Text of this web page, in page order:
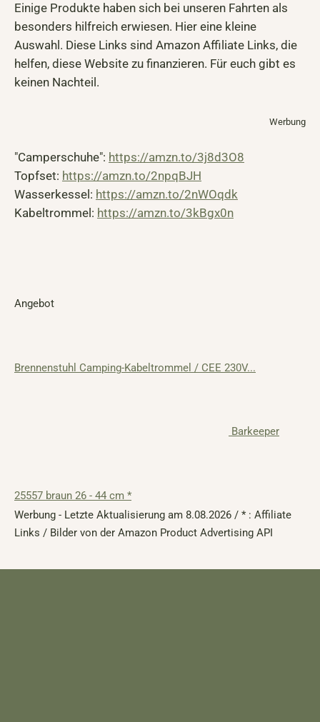
Einige Produkte haben sich bei unseren Fahrten als
besonders hilfreich erwiesen. Hier eine kleine
Auswahl. Diese Links sind Amazon Affiliate Links, die
helfen, diese Website zu finanzieren. Für euch gibt es
keinen Nachteil.
Werbung
"Camperschuhe": https://amzn.to/3j8d3O8
Topfset: https://amzn.to/2npqBJH
Wasserkessel: https://amzn.to/2nWOqdk
Kabeltrommel: https://amzn.to/3kBgx0n
Angebot
Brennenstuhl Camping-Kabeltrommel / CEE 230V...
Barkeeper
25557 braun 26 - 44 cm *
Werbung - Letzte Aktualisierung am 8.08.2026 / * : Affiliate
Links / Bilder von der Amazon Product Advertising API